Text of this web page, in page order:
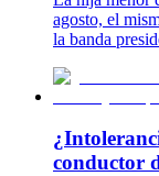
agosto, el
la banda
conductor